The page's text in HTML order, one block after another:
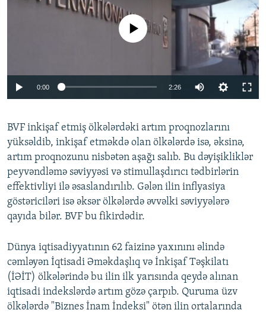
Auto 240p 360p 480p
720p 1080p
No media source currently available
0:00 2:26
360p
480p
720p
1080p
BVF inkişaf etmiş ölkələrdəki artım proqnozlarını
yüksəldib, inkişaf etməkdə olan ölkələrdə isə, əksinə,
artım proqnozunu nisbətən aşağı salıb. Bu dəyişikliklər
peyvəndləmə səviyyəsi və stimullaşdırıcı tədbirlərin
effektivliyi ilə əsaslandırılıb. Gələn ilin inflyasiya
göstəriciləri isə əksər ölkələrdə əvvəlki səviyyələrə
qayıda bilər. BVF bu fikirdədir.
Dünya iqtisadiyyatının 62 faizinə yaxınını əlində
cəmləyən İqtisadi Əməkdaşlıq və İnkişaf Təşkilatı
(İƏİT) ölkələrində bu ilin ilk yarısında qeydə alınan
iqtisadi indekslərdə artım gözə çarpıb. Quruma üzv
ölkələrdə "Biznes İnam İndeksi" ötən ilin ortalarında